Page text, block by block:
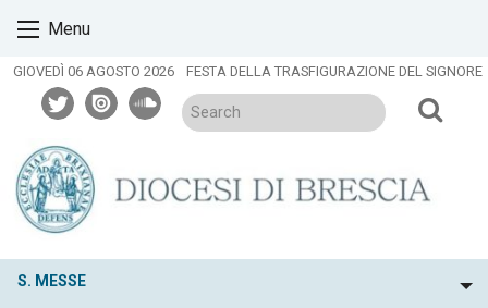
content
Menu
GIOVEDÌ 06 AGOSTO 2026 FESTA DELLA TRASFIGURAZIONE DEL SIGNORE
twitterissuusoundcloud
S. MESSE